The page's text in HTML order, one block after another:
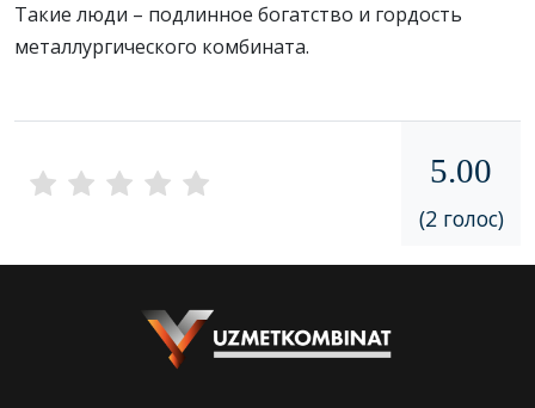
Такие люди – подлинное богатство и гордость
металлургического комбината.
5.00
(2 голос)